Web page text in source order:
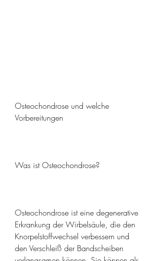
Osteochondrose und welche
Vorbereitungen
Was ist Osteochondrose?
Osteochondrose ist eine degenerative
Erkrankung der Wirbelsäule, die den
Knorpelstoffwechsel verbessern und
den Verschleiß der Bandscheiben